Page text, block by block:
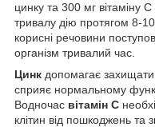
цинку та 300 мг вітаміну
тривалу дію протягом 8-
корисні речовини
організм тривалий час.
Цинк допомагає захищати
сприяє нормальному
Водночас вітамін C
клітин від пошкоджень